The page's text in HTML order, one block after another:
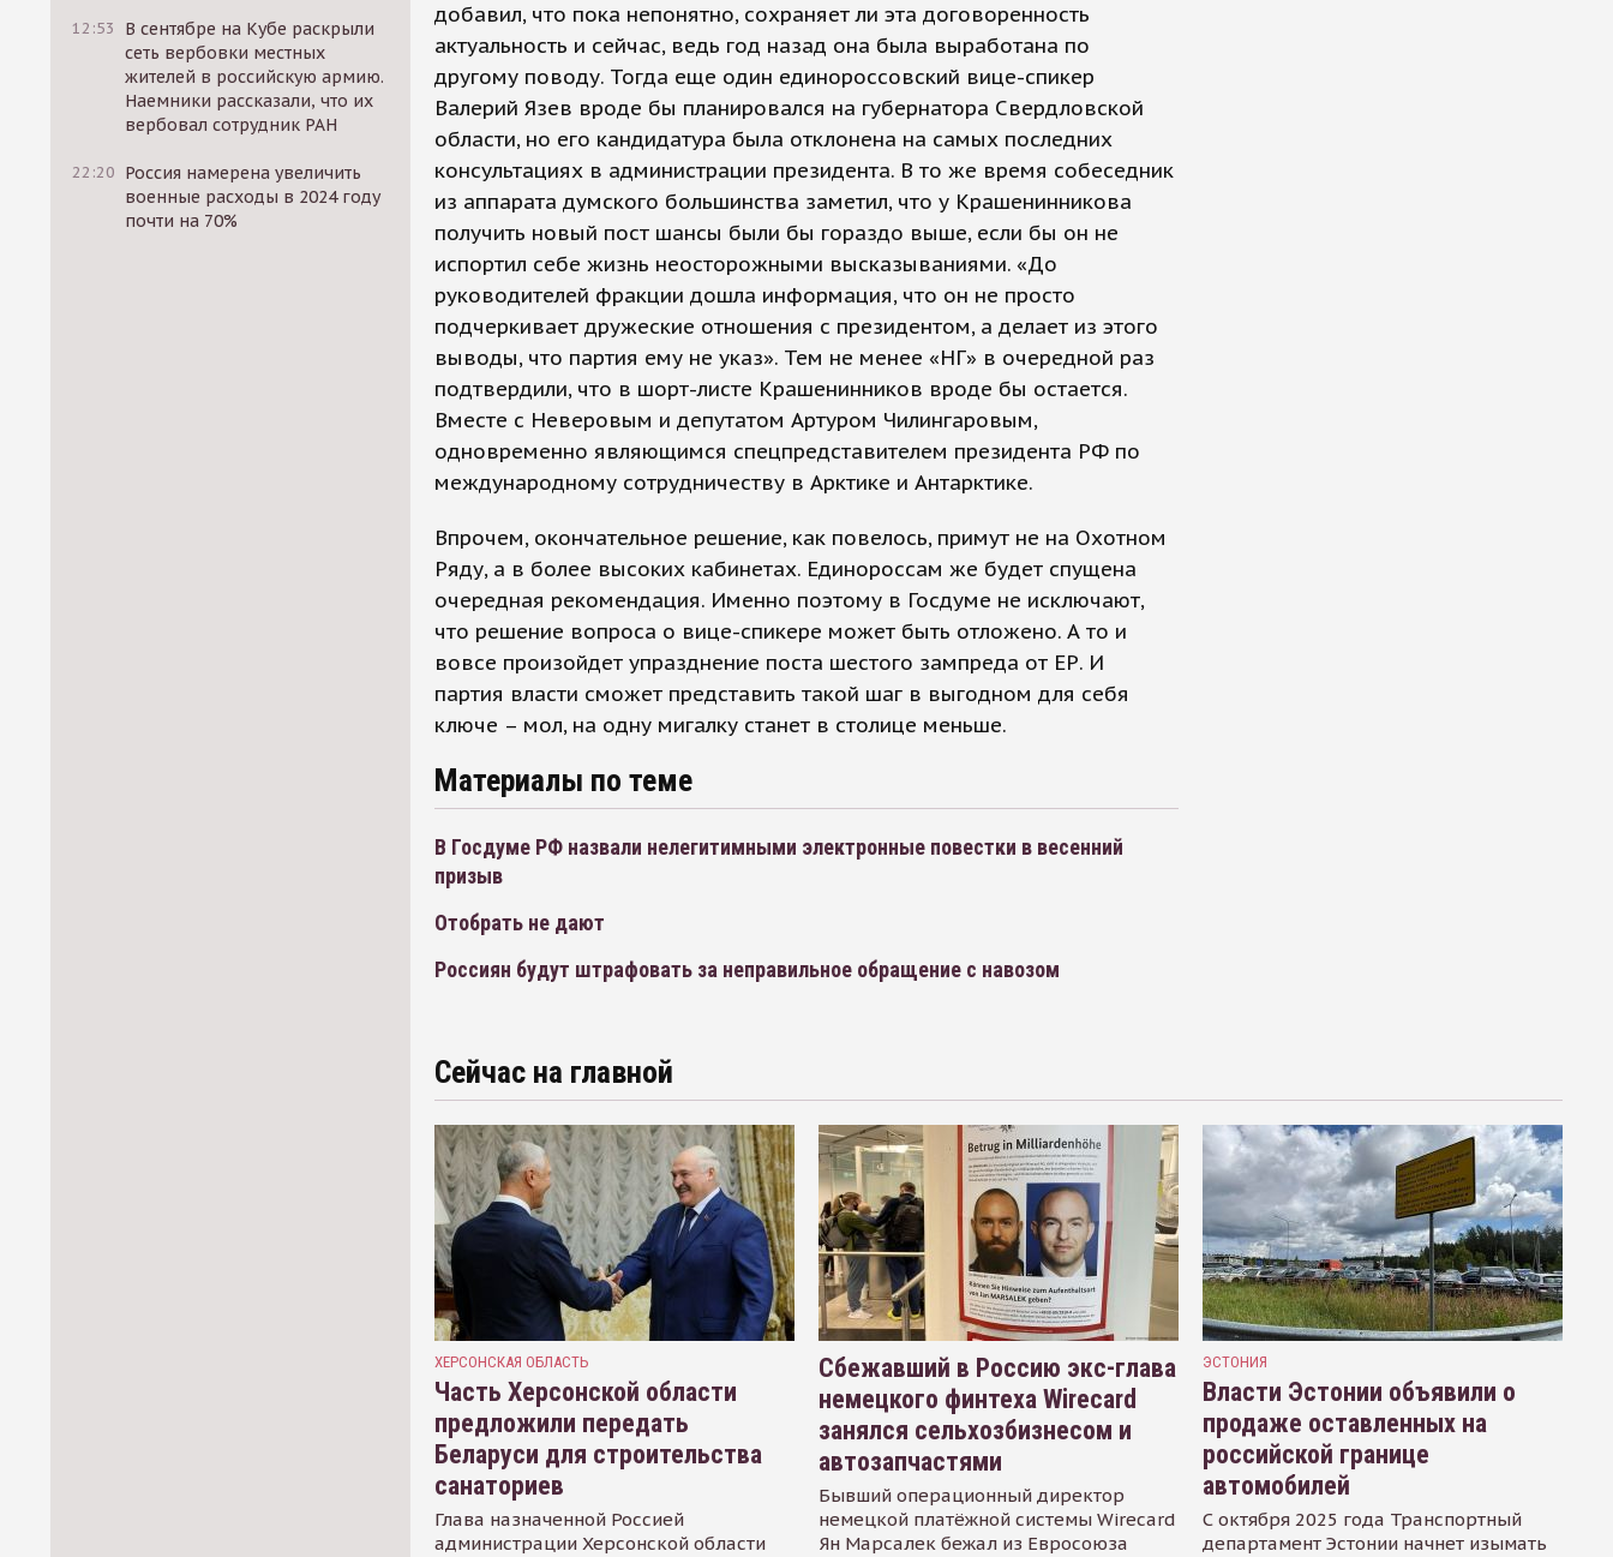
12:53
В сентябре на Кубе раскрыли
сеть вербовки местных
жителей в российскую армию.
Наемники рассказали, что их
вербовал сотрудник РАН
22:20 Россия намерена увеличить
военные расходы в 2024 году
почти на 70%
добавил, что пока непонятно, сохраняет ли эта договоренность
актуальность и сейчас, ведь год назад она была выработана по
другому поводу. Тогда еще один единороссовский вице-спикер
Валерий Язев вроде бы планировался на губернатора Свердловской
области, но его кандидатура была отклонена на самых последних
консультациях в администрации президента. В то же время собеседник
из аппарата думского большинства заметил, что у Крашенинникова
получить новый пост шансы были бы гораздо выше, если бы он не
испортил себе жизнь неосторожными высказываниями. «До
руководителей фракции дошла информация, что он не просто
подчеркивает дружеские отношения с президентом, а делает из этого
выводы, что партия ему не указ». Тем не менее «НГ» в очередной раз
подтвердили, что в шорт-листе Крашенинников вроде бы остается.
Вместе с Неверовым и депутатом Артуром Чилингаровым,
одновременно являющимся спецпредставителем президента РФ по
международному сотрудничеству в Арктике и Антарктике.
Впрочем, окончательное решение, как повелось, примут не на Охотном
Ряду, а в более высоких кабинетах. Единороссам же будет спущена
очередная рекомендация. Именно поэтому в Госдуме не исключают,
что решение вопроса о вице-спикере может быть отложено. А то и
вовсе произойдет упразднение поста шестого зампреда от ЕР. И
партия власти сможет представить такой шаг в выгодном для себя
ключе – мол, на одну мигалку станет в столице меньше.
Материалы по теме
В Госдуме РФ назвали нелегитимными электронные повестки в весенний
призыв
Отобрать не дают
Россиян будут штрафовать за неправильное обращение с навозом
Сейчас на главной
ХЕРСОНСКАЯ ОБЛАСТЬ
Часть Херсонской области
предложили передать
Беларуси для строительства
санаториев
Глава назначенной Россией
администрации Херсонской области
Сбежавший в Россию экс-глава
немецкого финтеха Wirecard
занялся сельхозбизнесом и
автозапчастями
Бывший операционный директор
немецкой платёжной системы Wirecard
Ян Марсалек бежал из Евросоюза
ЭСТОНИЯ
Власти Эстонии объявили о
продаже оставленных на
российской границе
автомобилей
С октября 2025 года Транспортный
департамент Эстонии начнет изымать